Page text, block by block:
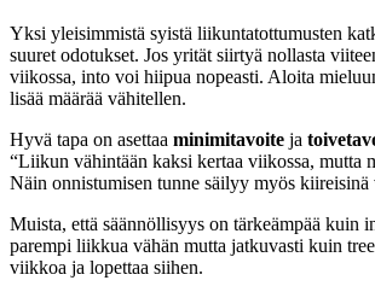
Yksi yleisimmistä syistä liikuntatottumusten
suuret odotukset. Jos yrität siirtyä nollasta
viikossa, into voi hiipua nopeasti. Aloita
lisää määrää vähitellen.
Hyvä tapa on asettaa minimitavoite ja
“Liikun vähintään kaksi kertaa viikossa, mutta
Näin onnistumisen tunne säilyy myös
Muista, että säännöllisyys on tärkeämpää kuin
parempi liikkua vähän mutta jatkuvasti kuin
viikkoa ja lopettaa siihen.